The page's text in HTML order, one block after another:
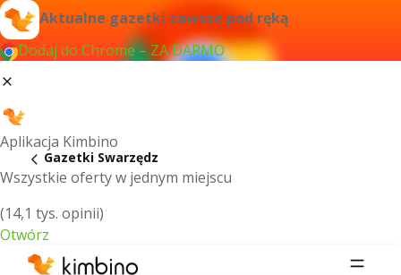
Aktualne gazetki zawsze pod ręką
Dodaj do Chrome – ZA DARMO
Aplikacja Kimbino
Wszystkie oferty w jednym miejscu
(14,1 tys. opinii)
Otwórz
Gazetki Swarzędz